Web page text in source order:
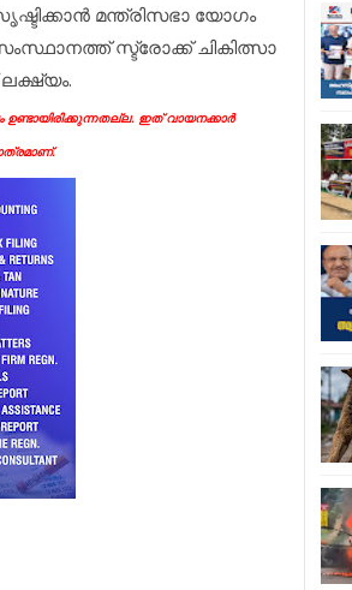
മന്ത്രിസഭാ യോഗം
സ്ട്രോക്ക് ചികിത്സാ
ഇത് വായനക്കാർ